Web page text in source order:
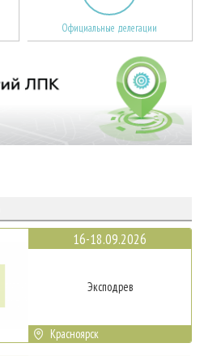
Официальные делегации
16-18.09.2026
Эксподрев
Красноярск